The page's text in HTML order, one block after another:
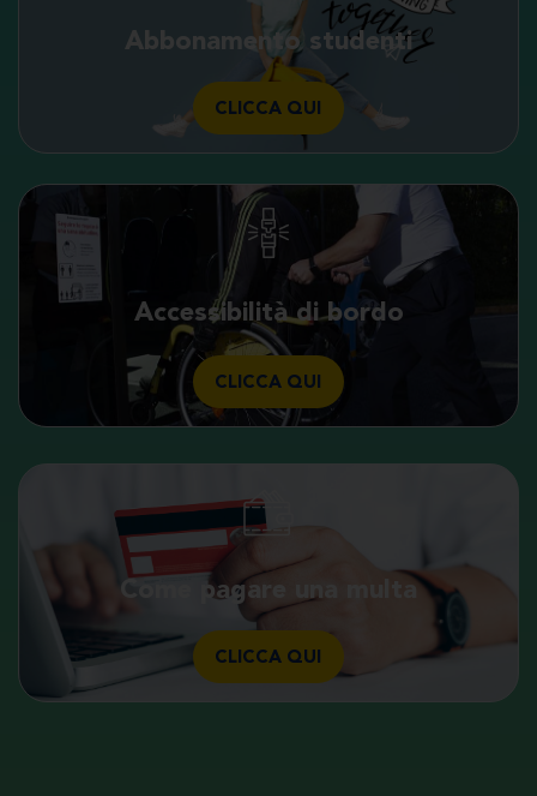
Abbonamento studenti
CLICCA QUI
Accessibilità di bordo
CLICCA QUI
Come pagare una multa
CLICCA QUI